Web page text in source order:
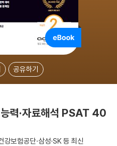
공유하기
력·자료해석 PSAT 40
강보험공단·삼성·SK 등 최신